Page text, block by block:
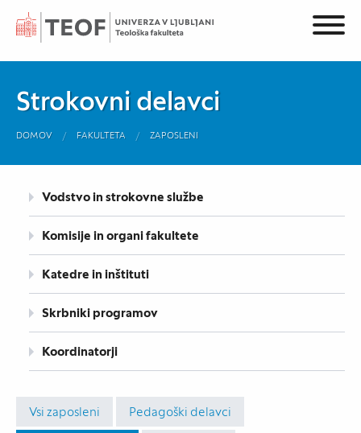
Strokovni delavci
DOMOV FAKULTETA ZAPOSLENI
Vodstvo in strokovne službe
Komisije in organi fakultete
Katedre in inštituti
Skrbniki programov
Koordinatorji
Vsi zaposleni Pedagoški delavci